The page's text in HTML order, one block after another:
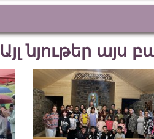
Այլ նյութեր այս